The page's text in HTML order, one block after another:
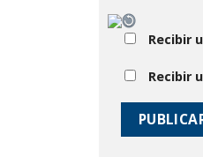
Recibir
Recibir